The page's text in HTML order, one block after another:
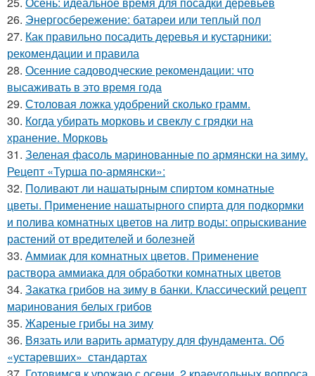
26. Энергосбережение: батареи или теплый пол
27. Как правильно посадить деревья и кустарники:
рекомендации и правила
28. Осенние садоводческие рекомендации: что
высаживать в это время года
29. Столовая ложка удобрений сколько грамм.
30. Когда убирать морковь и свеклу с грядки на
хранение. Морковь
31. Зеленая фасоль маринованные по армянски на зиму.
Рецепт «Турша по-армянски»:
32. Поливают ли нашатырным спиртом комнатные
цветы. Применение нашатырного спирта для подкормки
и полива комнатных цветов на литр воды: опрыскивание
растений от вредителей и болезней
33. Аммиак для комнатных цветов. Применение
раствора аммиака для обработки комнатных цветов
34. Закатка грибов на зиму в банки. Классический рецепт
маринования белых грибов
35. Жареные грибы на зиму
36. Вязать или варить арматуру для фундамента. Об
«устаревших» стандартах